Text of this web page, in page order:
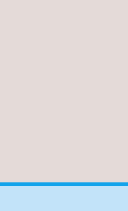
Sportangeln
Essen